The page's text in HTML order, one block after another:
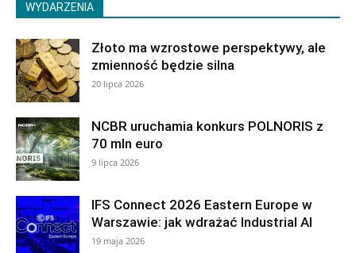
WYDARZENIA
Złoto ma wzrostowe perspektywy, ale
zmienność będzie silna
20 lipca 2026
NCBR uruchamia konkurs POLNORIS z
70 mln euro
9 lipca 2026
IFS Connect 2026 Eastern Europe w
Warszawie: jak wdrażać Industrial AI
19 maja 2026